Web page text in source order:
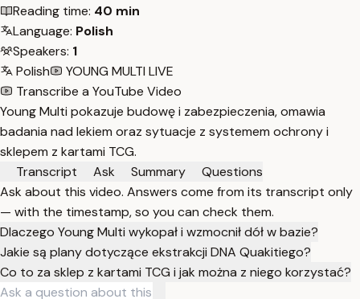
Reading time: 40 min
Language: Polish
Speakers: 1
Polish
YOUNG MULTI LIVE
Transcribe a YouTube Video
Young Multi pokazuje budowę i zabezpieczenia, omawia
badania nad lekiem oraz sytuacje z systemem ochrony i
sklepem z kartami TCG.
Transcript
Ask Summary
Questions
Ask about this video. Answers come from its transcript only
— with the timestamp, so you can check them.
Dlaczego Young Multi wykopał i wzmocnił dół w bazie?
Jakie są plany dotyczące ekstrakcji DNA Quakitiego?
Co to za sklep z kartami TCG i jak można z niego korzystać?